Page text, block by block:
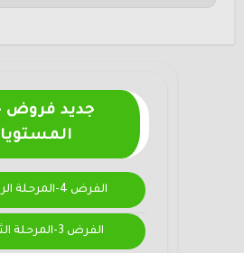
جديد فروض
الفرض 4-المرحلة الرابعة
الفرض 3-المرحلة الثالثة